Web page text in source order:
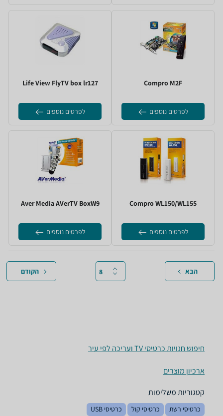
M2F ‏Compro
לפרטים נוספים
FlyTV box lr127 ‏Life View
לפרטים נוספים
WL150/WL155 ‏Compro
לפרטים נוספים
AVerTV BoxW9 ‏Aver Media
לפרטים נוספים
הבא הקודם
חיפוש חנויות כרטיסי TV ועריכה לפי עיר
ארכיון מוצרים
קטגוריות משלימות
כרטיסי רשת כרטיסי קול כרטיסי USB